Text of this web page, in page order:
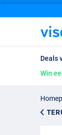
Deals
Win